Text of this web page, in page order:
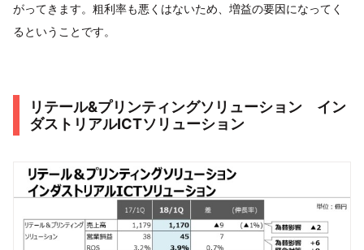
がってきます。粗利率も悪くはないため、増益の要因になってく
るということです。
リテール&プリンティングソリューション イン
ダストリアルICTソリューション